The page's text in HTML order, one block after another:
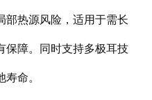
部热源风险，适用于需长
保障。同时支持多极耳技
命。